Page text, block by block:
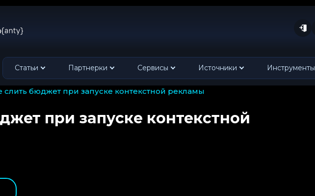
Статьи Партнерки Сервисы Источники Инструменты
слить бюджет при запуске контекстной рекламы
при запуске контекстной